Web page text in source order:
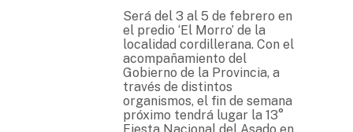
Será del 3 al 5 de febrero en
el predio ‘El Morro’ de la
localidad cordillerana. Con el
acompañamiento del
Gobierno de la Provincia, a
través de distintos
organismos, el fin de semana
próximo tendrá lugar la 13°